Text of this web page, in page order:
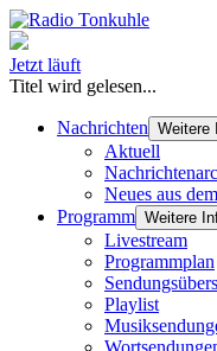
Jetzt läuft
Titel wird gelesen...
Nachrichten Weitere
Aktuell
Neues aus
Programm Weitere
Livestream
Programmplan
Playlist